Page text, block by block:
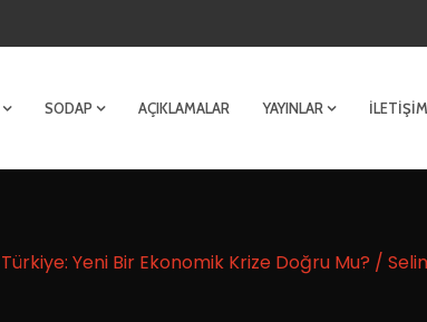
SODAP AÇIKLAMALAR YAYINLAR İLETIŞIM
Türkiye: Yeni Bir Ekonomik Krize Doğru Mu? /